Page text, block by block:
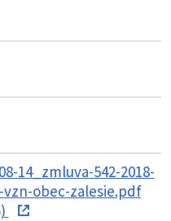
14_zmluva-542-2018-
obec-zalesie.pdf